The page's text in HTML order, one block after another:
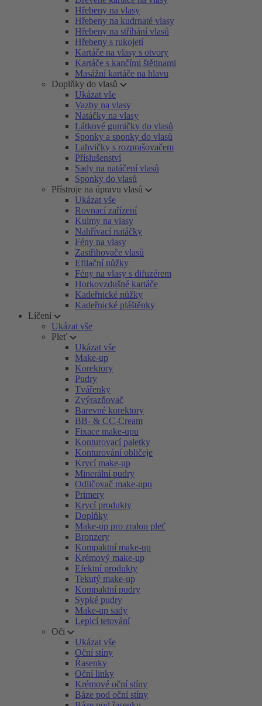
Hřebeny na vlasy
Hřebeny na kudrnaté vlasy
Hřebeny na stříhání vlasů
Hřebeny s rukojetí
Kartáče na vlasy s otvory
Kartáče s kančími štětinami
Masážní kartáče na hlavu
Doplňky do vlasů
Ukázat vše
Vazby na vlasy
Natáčky na vlasy
Látkové gumičky do vlasů
Sponky a sponky do vlasů
Lahvičky s rozprašovačem
Příslušenství
Sady na natáčení vlasů
Sponky do vlasů
Přístroje na úpravu vlasů
Ukázat vše
Rovnací zařízení
Kulmy na vlasy
Nahřívací natáčky
Fény na vlasy
Zastřihovače vlasů
Efilační nůžky
Fény na vlasy s difuzérem
Horkovzdušné kartáče
Kadeřnické nůžky
Kadeřnické pláštěnky
Líčení
Ukázat vše
Pleť
Ukázat vše
Make-up
Korektory
Pudry
Tvářenky
Zvýrazňovač
Barevné korektory
BB- & CC-Cream
Fixace make-upu
Konturovací paletky
Konturování obličeje
Krycí make-up
Minerální pudry
Odličovač make-upu
Primery
Krycí produkty
Doplňky
Make-up pro zralou pleť
Bronzery
Kompaktní make-up
Krémový make-up
Efektní produkty
Tekutý make-up
Kompaktní pudry
Sypké pudry
Make-up sady
Lepicí tetování
Oči
Ukázat vše
Oční stíny
Řasenky
Oční linky
Krémové oční stíny
Báze pod oční stíny